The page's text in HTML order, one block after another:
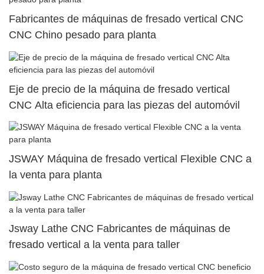
Fabricantes de máquinas de fresado vertical CNC
CNC Chino pesado para planta
Eje de precio de la máquina de fresado vertical
CNC Alta eficiencia para las piezas del automóvil
JSWAY Máquina de fresado vertical Flexible CNC a
la venta para planta
Jsway Lathe CNC Fabricantes de máquinas de
fresado vertical a la venta para taller